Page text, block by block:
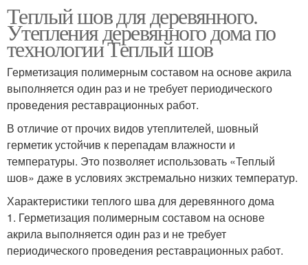
Теплый шов для деревянного.
Утепления деревянного дома по
технологии Теплый шов
Герметизация полимерным составом на основе акрила
выполняется один раз и не требует периодического
проведения реставрационных работ.
В отличие от прочих видов утеплителей, шовный
герметик устойчив к перепадам влажности и
температуры. Это позволяет использовать «Теплый
шов» даже в условиях экстремально низких температур.
Характеристики теплого шва для деревянного дома
1. Герметизация полимерным составом на основе
акрила выполняется один раз и не требует
периодического проведения реставрационных работ.